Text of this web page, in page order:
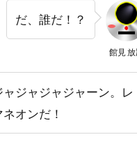
館見
だ、誰だ！？
ジャジャジャーン。レ
オンだ！